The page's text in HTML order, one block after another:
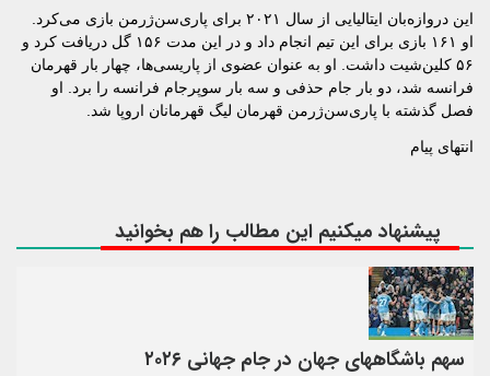
این دروازه‌بان ایتالیایی از سال ۲۰۲۱ برای پاری‌سن‌ژرمن بازی می‌کرد.
او ۱۶۱ بازی برای این تیم انجام داد و در این مدت ۱۵۶ گل دریافت کرد و
۵۶ کلین‌شیت داشت. او به عنوان عضوی از پاریسی‌ها، چهار بار قهرمان
فرانسه شد، دو بار جام حذفی و سه بار سوپرجام فرانسه را برد. او
فصل گذشته با پاری‌سن‌ژرمن قهرمان لیگ قهرمانان اروپا شد.
انتهای پیام
پیشنهاد میکنیم این مطالب را هم بخوانید
سهم باشگاههای جهان در جام جهانی ۲۰۲۶